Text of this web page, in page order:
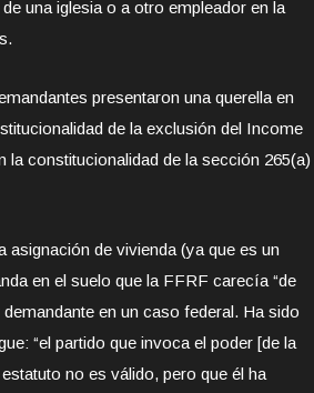
una iglesia o a otro empleador en la
presentaron una querella en
de la exclusión del Income
la constitucionalidad de la sección 265(a)
asignación de vivienda (ya que es un
en el suelo que la FFRF carecía “de
en un caso federal. Ha sido
“el partido que invoca el poder [de la
no es válido, pero que él ha